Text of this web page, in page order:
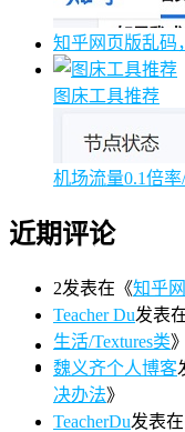
知乎网页版乱码
图床工具推荐
机场流量0.1倍率
近期评论
2发表在《知乎
Teacher Du发表
生活/Textures类》
魏义齐个人博客
决办法》
TeacherDu发表